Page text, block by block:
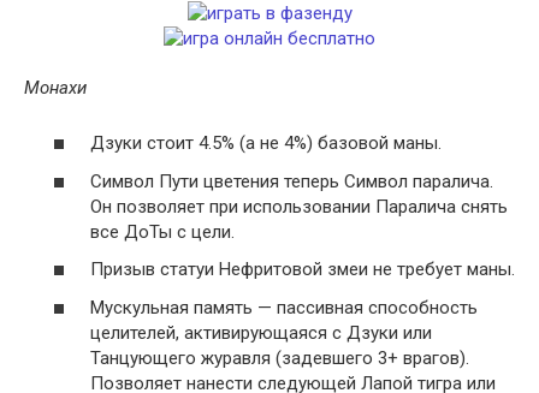
Монахи
Дзуки стоит 4.5% (а не 4%) базовой маны.
Символ Пути цветения теперь Символ паралича.
Он позволяет при использовании Паралича снять
все ДоТы с цели.
Призыв статуи Нефритовой змеи не требует маны.
Мускульная память — пассивная способность
целителей, активирующаяся с Дзуки или
Танцующего журавля (задевшего 3+ врагов).
Позволяет нанести следующей Лапой тигра или